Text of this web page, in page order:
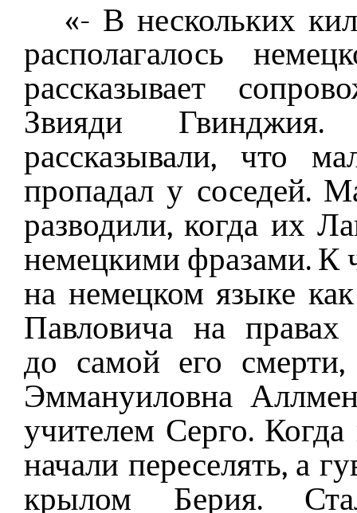
«- В нескольких
располагалось
рассказывает
Звияди
рассказывали, что
пропадал у соседей.
разводили, когда их
немецкими фразами. К
на немецком языке
Павловича на
до самой его
Эммануиловна
учителем Серго. Когда
начали переселять, а
крылом Берия.